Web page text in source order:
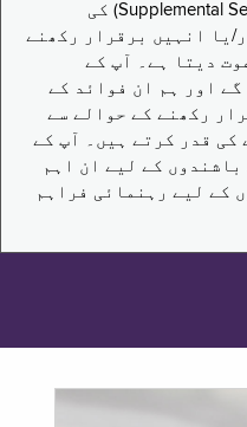
سیکیورٹی انکم (Supplemental Security Income, SSI) کی
یا انہیں برقرار رکھنے
دیتا ہے۔ آپ کے
اور ہم ان فوائد کے
رکھنے کے حوالے سے
کی قدر کرتے ہیں۔ آپ کے
کے لیے ان اہم
کے لیے رہنمائی فراہم